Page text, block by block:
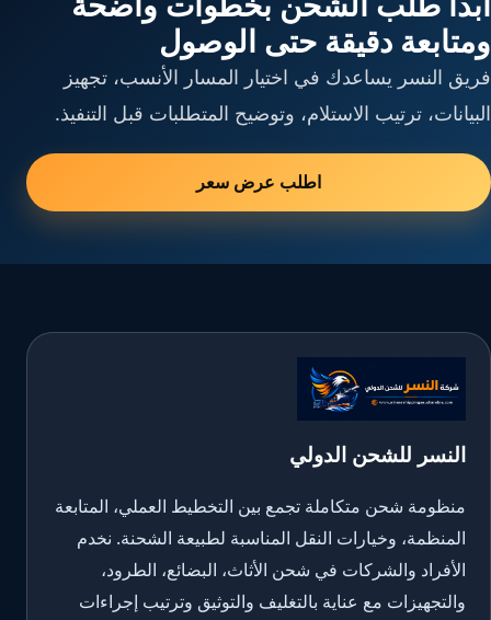
ومتابعة دقيقة حتى الوصول
فريق النسر يساعدك في اختيار المسار الأنسب، تجهيز
البيانات، ترتيب الاستلام، وتوضيح المتطلبات قبل التنفيذ.
اطلب عرض سعر
النسر للشحن الدولي
منظومة شحن متكاملة تجمع بين التخطيط العملي، المتابعة
المنظمة، وخيارات النقل المناسبة لطبيعة الشحنة. نخدم
الأفراد والشركات في شحن الأثاث، البضائع، الطرود،
والتجهيزات مع عناية بالتغليف والتوثيق وترتيب إجراءات